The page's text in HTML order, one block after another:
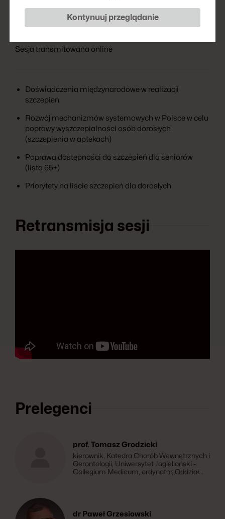
Sesja transmitowana online
Doświadczenia międzynarodowe w realizacji
szczepień
Rozwój mechanizmów systemowych w Polsce w celu
poprawy wyszczepialności osób dorosłych
(szczepienia w aptekach)
Poprawa dostępności do szczepień dla seniorów
(lista 65+)
Priorytety na liście szczepień dla dorosłych
Retransmisja sesji
Prelegenci
prof. Tomasz Grodzicki
kierownik, Katedra Chorób Wewnętrznych i
Gerontologii, Uniwersytet Jagielloński -
Collegium Medicum, ordynator, Oddział
krajowy ds. geriatrii w latach 2002 -2014
dr Paweł Grzesiowski
Kontynuuj przeglądanie